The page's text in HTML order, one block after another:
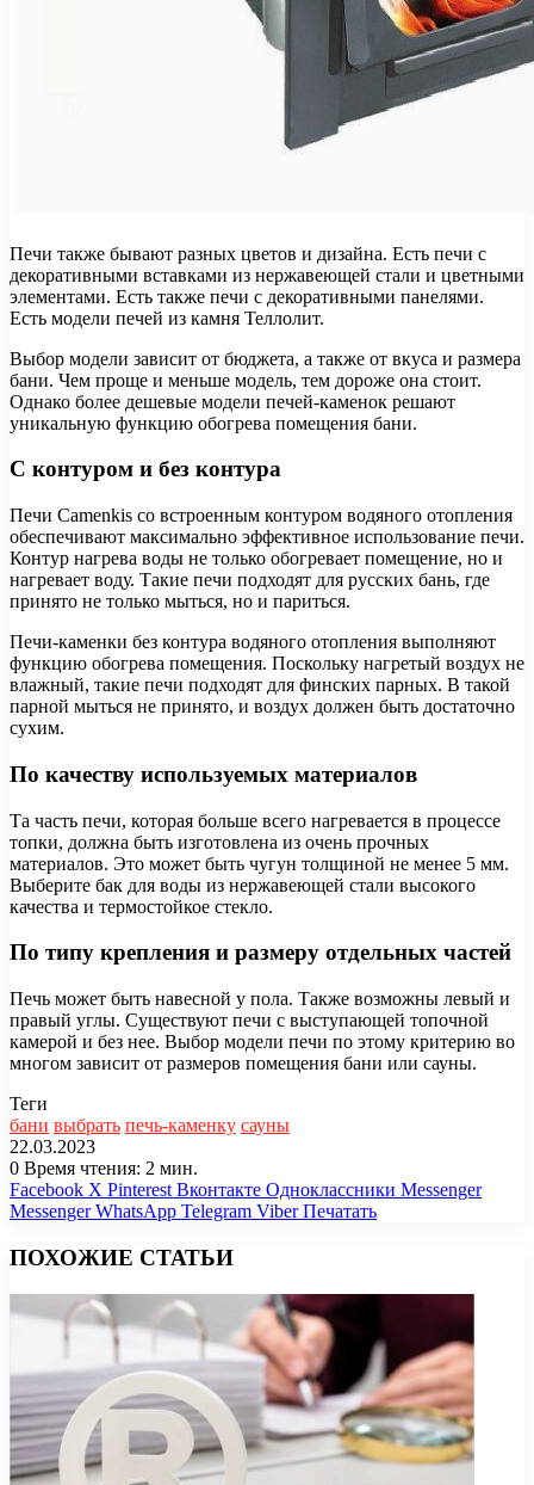
Печи также бывают разных цветов и дизайна. Есть печи с
декоративными вставками из нержавеющей стали и цветными
элементами. Есть также печи с декоративными панелями.
Есть модели печей из камня Теллолит.
Выбор модели зависит от бюджета, а также от вкуса и размера
бани. Чем проще и меньше модель, тем дороже она стоит.
Однако более дешевые модели печей-каменок решают
уникальную функцию обогрева помещения бани.
С контуром и без контура
Печи Camenkis со встроенным контуром водяного отопления
обеспечивают максимально эффективное использование печи.
Контур нагрева воды не только обогревает помещение, но и
нагревает воду. Такие печи подходят для русских бань, где
принято не только мыться, но и париться.
Печи-каменки без контура водяного отопления выполняют
функцию обогрева помещения. Поскольку нагретый воздух не
влажный, такие печи подходят для финских парных. В такой
парной мыться не принято, и воздух должен быть достаточно
сухим.
По качеству используемых материалов
Та часть печи, которая больше всего нагревается в процессе
топки, должна быть изготовлена из очень прочных
материалов. Это может быть чугун толщиной не менее 5 мм.
Выберите бак для воды из нержавеющей стали высокого
качества и термостойкое стекло.
По типу крепления и размеру отдельных частей
Печь может быть навесной у пола. Также возможны левый и
правый углы. Существуют печи с выступающей топочной
камерой и без нее. Выбор модели печи по этому критерию во
многом зависит от размеров помещения бани или сауны.
Теги
бани выбрать печь-каменку сауны
22.03.2023
0 Время чтения: 2 мин.
Facebook X Pinterest Вконтакте Одноклассники Messenger
Messenger WhatsApp Telegram Viber Печатать
ПОХОЖИЕ СТАТЬИ